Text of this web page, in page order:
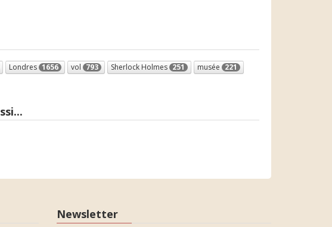
Londres 1656 vol 793 Sherlock Holmes 251 musée 221
Newsletter